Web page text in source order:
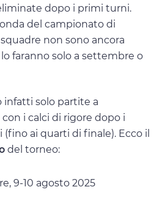
dopo i primi turni.
del campionato di
non sono ancora
faranno solo a settembre o
infatti solo partite a
i calci di rigore dopo i
ai quarti di finale). Ecco il
del torneo:
9-10 agosto 2025